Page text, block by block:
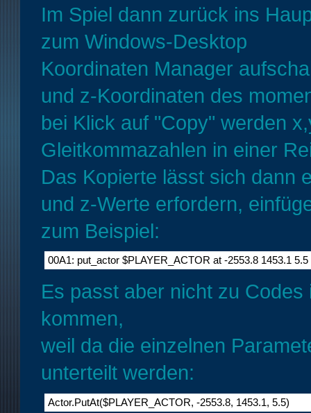
Im Spiel dann zurück ins
zum Windows-Desktop
Koordinaten Manager
und z-Koordinaten des
bei Klick auf "Copy" werden
Gleitkommazahlen in einer
Das Kopierte lässt sich dann
und z-Werte erfordern,
zum Beispiel:
00A1: put_actor $PLAYER_ACTOR at -2553.8 1453.1 5.5
Es passt aber nicht zu
kommen,
weil da die einzelnen
unterteilt werden:
Actor.PutAt($PLAYER_ACTOR, -2553.8, 1453.1, 5.5)